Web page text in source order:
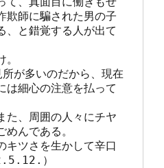
欺師に騙された男の子
、と錯覚する人が出て
が多いのだから、現在
は細心の注意を払って
、周囲の人々にチヤ
んである。
ツさを生かして辛口
）